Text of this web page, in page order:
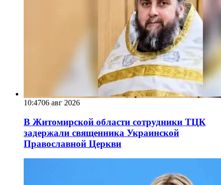
10:4706 авг 2026
В Житомирской области сотрудники ТЦК
задержали священника Украинской
Православной Церкви